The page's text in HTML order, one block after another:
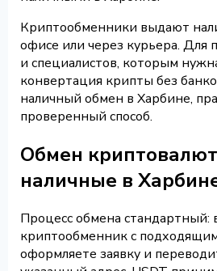
Криптообменники выдают
офисе или через курьера. Для
и специалистов, которым
конвертация крипты без
наличный обмен в Харбине,
проверенный способ.
Обмен
наличные в
Процесс обмена стандартный:
криптообменник с
оформляете заявку и